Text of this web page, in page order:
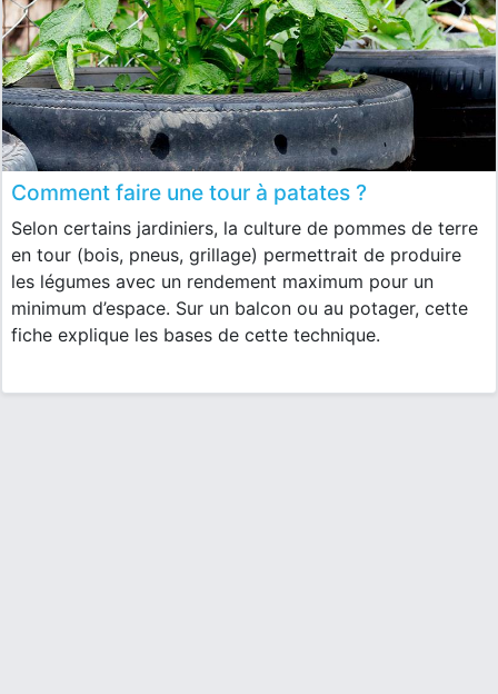
Comment faire une tour à patates ?
Selon certains jardiniers, la culture de pommes de terre
en tour (bois, pneus, grillage) permettrait de produire
les légumes avec un rendement maximum pour un
minimum d’espace. Sur un balcon ou au potager, cette
fiche explique les bases de cette technique.